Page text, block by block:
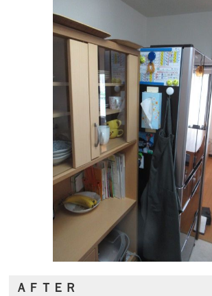
ＡＦＴＥＲ